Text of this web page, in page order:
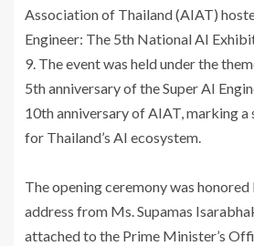
Association of Thailand (AIAT)
Engineer: The 5th National AI
9. The event was held under the
5th anniversary of the Super AI
10th anniversary of AIAT, marking
for Thailand’s AI ecosystem.
The opening ceremony was
address from Ms. Supamas
attached to the Prime Minister’s